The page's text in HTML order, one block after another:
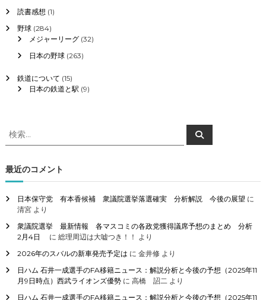
読書感想 (1)
野球(284)
メジャーリーグ(32)
日本の野球(263)
鉄道について (15)
日本の鉄道と駅 (9)
検
索
象
:
検
索
最近のコメント
日本保守党 有本香候補 衆議院選挙落選確実 分析解説 今後の展望 に
清宮より
衆議院選挙 最新情報 各マスコミの各政党獲得議席予想のまとめ 分析
2月4日
に 総理周辺は大嘘つき！！
より
2026年のスバルの新車発売予定は に 金井修より
日ハム 石井一成選手のFA移籍ニュース：解説分析と今後の予想（2025年11
月9日時点）西武ライオンズ優勢に 高橋 詔二 より
日ハム 石井一成選手のFA移籍ニュース：解説分析と今後の予想（2025年11